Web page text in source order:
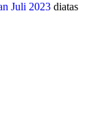
Juli 2023 diatas